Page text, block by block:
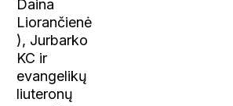
Daina
Liorančienė
), Jurbarko
KC ir
evangelikų
liuteronų